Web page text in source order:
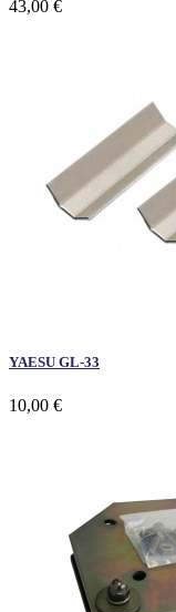
43,00 €
YAESU GL-33
10,00 €